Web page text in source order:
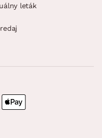
leták